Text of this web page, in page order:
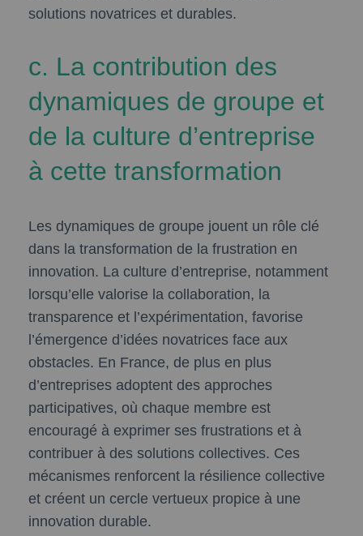
solutions novatrices et durables.
c. La contribution des
dynamiques de groupe et
de la culture d’entreprise
à cette transformation
Les dynamiques de groupe jouent un rôle clé
dans la transformation de la frustration en
innovation. La culture d’entreprise, notamment
lorsqu’elle valorise la collaboration, la
transparence et l’expérimentation, favorise
l’émergence d’idées novatrices face aux
obstacles. En France, de plus en plus
d’entreprises adoptent des approches
participatives, où chaque membre est
encouragé à exprimer ses frustrations et à
contribuer à des solutions collectives. Ces
mécanismes renforcent la résilience collective
et créent un cercle vertueux propice à une
innovation durable.